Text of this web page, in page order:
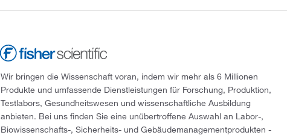
Wir bringen die Wissenschaft voran, indem wir mehr als 6 Millionen
Produkte und umfassende Dienstleistungen für Forschung, Produktion,
Testlabors, Gesundheitswesen und wissenschaftliche Ausbildung
anbieten. Bei uns finden Sie eine unübertroffene Auswahl an Labor-,
Biowissenschafts-, Sicherheits- und Gebäudemanagementprodukten -